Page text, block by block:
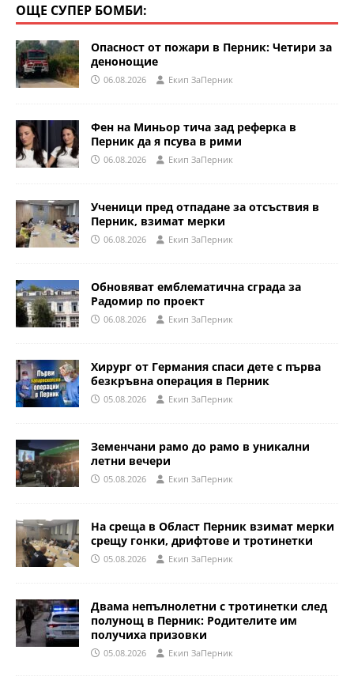
ОЩЕ СУПЕР БОМБИ:
Опасност от пожари в Перник: Четири за
денонощие
06.08.2026 Eкип ЗаПерник
Фен на Миньор тича зад реферка в
Перник да я псува в рими
06.08.2026 Eкип ЗаПерник
Ученици пред отпадане за отсъствия в
Перник, взимат мерки
06.08.2026 Eкип ЗаПерник
Обновяват емблематична сграда за
Радомир по проект
06.08.2026 Eкип ЗаПерник
Хирург от Германия спаси дете с първа
безкръвна операция в Перник
05.08.2026 Eкип ЗаПерник
Земенчани рамо до рамо в уникални
летни вечери
05.08.2026 Eкип ЗаПерник
На среща в Област Перник взимат мерки
срещу гонки, дрифтове и тротинетки
05.08.2026 Eкип ЗаПерник
Двама непълнолетни с тротинетки след
полунощ в Перник: Родителите им
получиха призовки
05.08.2026 Eкип ЗаПерник